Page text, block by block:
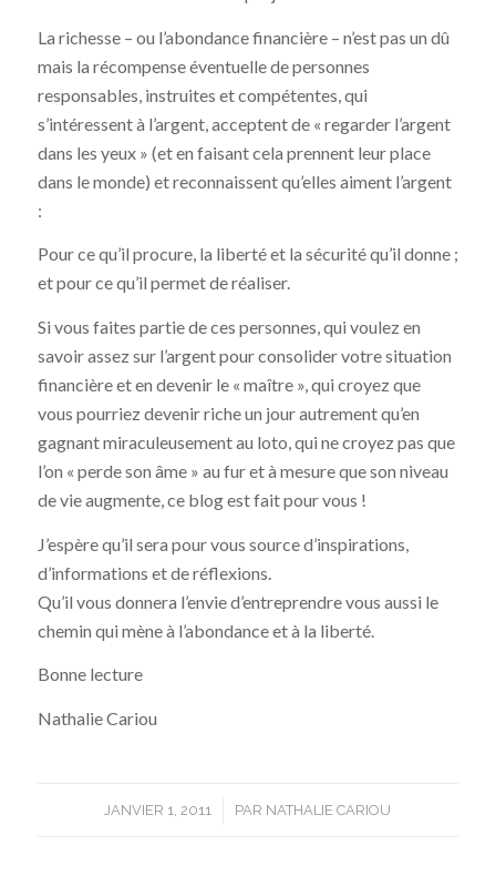
La richesse – ou l’abondance financière – n’est pas un dû
mais la récompense éventuelle de personnes
responsables, instruites et compétentes, qui
s’intéressent à l’argent, acceptent de « regarder l’argent
dans les yeux » (et en faisant cela prennent leur place
dans le monde) et reconnaissent qu’elles aiment l’argent
:
Pour ce qu’il procure, la liberté et la sécurité qu’il donne ;
et pour ce qu’il permet de réaliser.
Si vous faites partie de ces personnes, qui voulez en
savoir assez sur l’argent pour consolider votre situation
financière et en devenir le « maître », qui croyez que
vous pourriez devenir riche un jour autrement qu’en
gagnant miraculeusement au loto, qui ne croyez pas que
l’on « perde son âme » au fur et à mesure que son niveau
de vie augmente, ce blog est fait pour vous !
J’espère qu’il sera pour vous source d’inspirations,
d’informations et de réflexions.
Qu’il vous donnera l’envie d’entreprendre vous aussi le
chemin qui mène à l’abondance et à la liberté.
Bonne lecture
Nathalie Cariou
JANVIER 1, 2011
/ PAR NATHALIE CARIOU